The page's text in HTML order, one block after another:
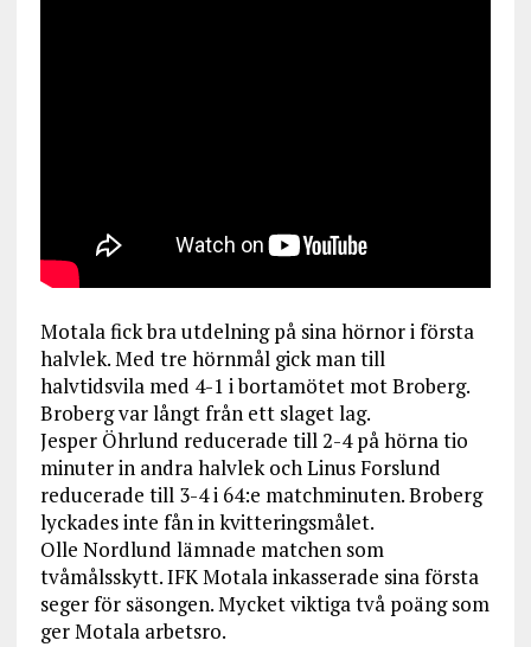
Motala fick bra utdelning på sina hörnor i första
halvlek. Med tre hörnmål gick man till
halvtidsvila med 4-1 i bortamötet mot Broberg.
Broberg var långt från ett slaget lag.
Jesper Öhrlund reducerade till 2-4 på hörna tio
minuter in andra halvlek och Linus Forslund
reducerade till 3-4 i 64:e matchminuten. Broberg
lyckades inte fån in kvitteringsmålet.
Olle Nordlund lämnade matchen som
tvåmålsskytt. IFK Motala inkasserade sina första
seger för säsongen. Mycket viktiga två poäng som
ger Motala arbetsro.